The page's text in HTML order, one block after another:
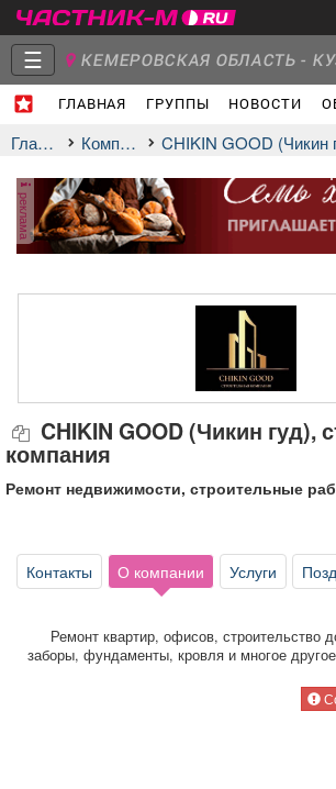
☰ КЕМЕРОВСКАЯ ОБЛАСТЬ -
ГЛАВНАЯ ГРУППЫ НОВОСТИ
Главная
Группы
Объявления Недвижимость
Транспорт
Товары Поздравления
Главная Компании CHIKIN GOOD (Чикин гуд),
реклама
CHIKIN GOOD (Чикин гуд),
компания
Ремонт недвижимости, строительные
Контакты О компании Услуги
Ремонт квартир, офисов, строительство
заборы, фундаменты, кровля и многое